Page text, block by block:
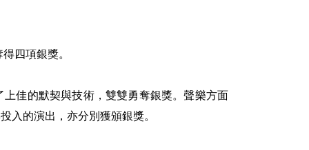
四項銀獎。
佳的默契與技術，雙雙勇奪銀獎。聲樂方面
入的演出，亦分別獲頒銀獎。